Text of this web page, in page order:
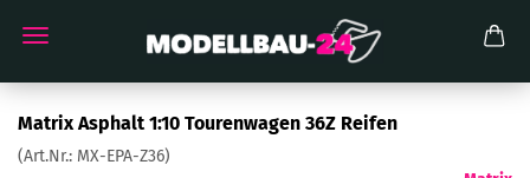
Matrix Asphalt 1:10 Tourenwagen 36Z Reifen
(Art.Nr.: MX-EPA-Z36)